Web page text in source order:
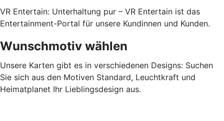
VR Entertain: Unterhaltung pur – VR Entertain ist das
Entertainment-Portal für unsere Kundinnen und Kunden.
Wunschmotiv wählen
Unsere Karten gibt es in verschiedenen Designs: Suchen
Sie sich aus den Motiven Standard, Leuchtkraft und
Heimatplanet Ihr Lieblingsdesign aus.